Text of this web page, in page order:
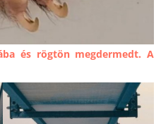
és rögtön megdermedt. A